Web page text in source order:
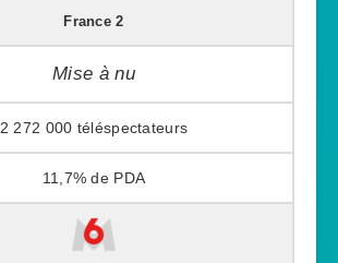
France 2
Mise à nu
2 272 000
11,7%